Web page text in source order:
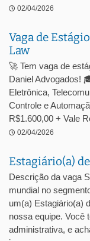
02/04/2026
Vaga de
Law
🚀 Tem vaga de
Daniel Advogados!
Eletrônica,
Controle e
R$1.600,00 + Vale
02/04/2026
Estagiário(a)
Descrição da vaga
mundial no
um(a) Estagiário(a)
nossa equipe. Você
administrativa, e